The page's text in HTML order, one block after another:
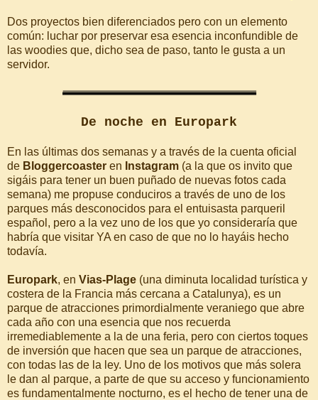
Dos proyectos bien diferenciados pero con un elemento
común: luchar por preservar esa esencia inconfundible de
las woodies que, dicho sea de paso, tanto le gusta a un
servidor.
De noche en Europark
En las últimas dos semanas y a través de la cuenta oficial
de Bloggercoaster en Instagram (a la que os invito que
sigáis para tener un buen puñado de nuevas fotos cada
semana) me propuse conduciros a través de uno de los
parques más desconocidos para el entuisasta parqueril
español, pero a la vez uno de los que yo consideraría que
habría que visitar YA en caso de que no lo hayáis hecho
todavía.
Europark, en Vias-Plage (una diminuta localidad turística y
costera de la Francia más cercana a Catalunya), es un
parque de atracciones primordialmente veraniego que abre
cada año con una esencia que nos recuerda
irremediablemente a la de una feria, pero con ciertos toques
de inversión que hacen que sea un parque de atracciones,
con todas las de la ley. Uno de los motivos que más solera
le dan al parque, a parte de que su acceso y funcionamiento
es fundamentalmente nocturno, es el hecho de tener una de